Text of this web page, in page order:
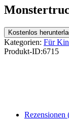
Kostenlos
Kategorien: Für
Produkt-ID:6715
Rezensionen